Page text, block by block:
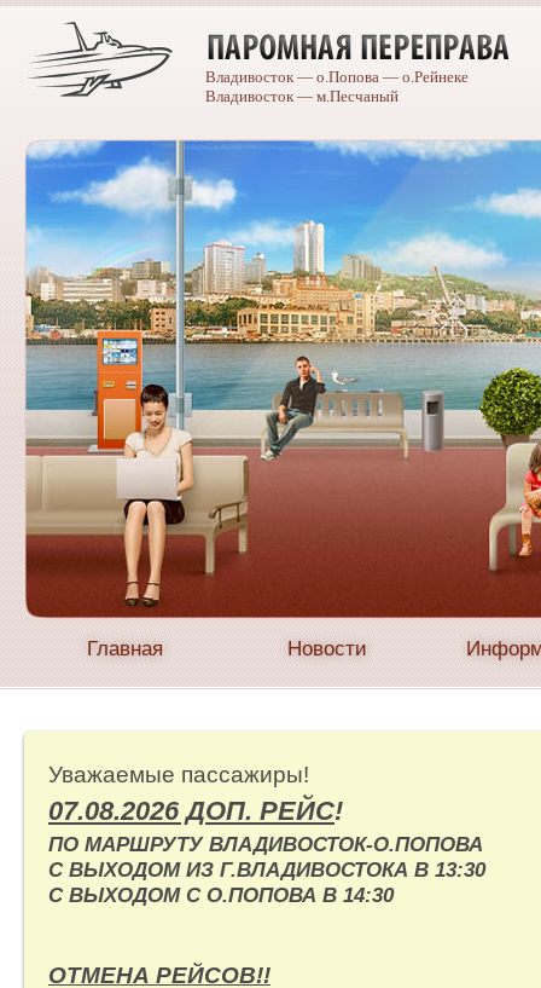
Владивосток — о.Попова — о.Рейнеке
Владивосток — м.Песчаный
Caterpillar
spare
parts
catalogue
Главная Новости
Уважаемые пассажиры!
07.08.2026 ДОП. РЕЙС!
ПО МАРШРУТУ ВЛАДИВОСТОК-О.ПОПОВА
С ВЫХОДОМ ИЗ Г.ВЛАДИВОСТОКА В 13:30
С ВЫХОДОМ С О.ПОПОВА В 14:30
ОТМЕНА РЕЙСОВ!!